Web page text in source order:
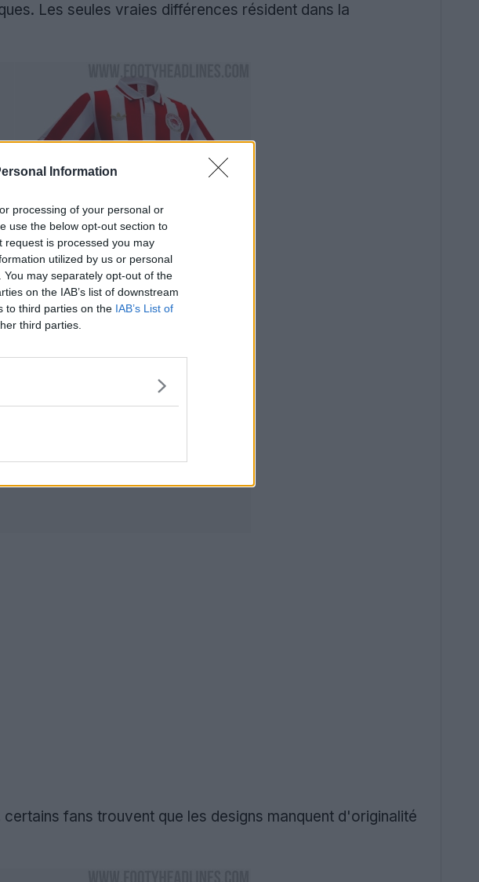
Information
processing of your personal or
use the below opt-out section to
is processed you may
utilized by us or personal
may separately opt-out of the
on the IAB’s list of downstream
to third parties on the IAB’s List of
third parties.
Les seules vraies différences résident dans la
fans trouvent que les designs manquent d'originalité